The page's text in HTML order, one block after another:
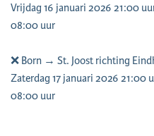
Vrijdag 16 januari 2026 21:00
08:00 uur
❌ Born → St. Joost richting
Zaterdag 17 januari 2026 21:00
08:00 uur